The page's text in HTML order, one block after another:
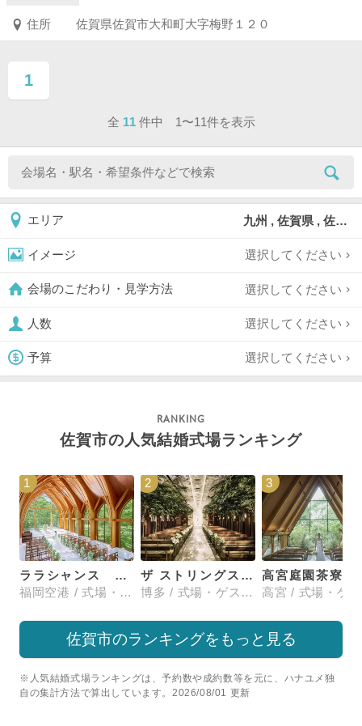
住所 佐賀県佐賀市大和町大字梅野１２０
1
ページ目
全 11 件中 1〜11件を表示
エリア 九州 , 佐賀県 , 佐賀市
イメージ 選択してください
会場のこだわり・見学方法 選択してください
人数 選択してください
予算 選択してください
佐賀市の人気結婚式場ランキング
1
ララシャンス 博多の森
福岡空港 / 式場・ゲストハウス
2
ザ ストリングス 博多
博多 / 式場・ゲストハウス
3
高宮庭園茶寮
佐賀市のランキングをもっと見る
※人気結婚式場ランキングは、予約数や成約数等を元に、ハナユメ独
自の集計方法で算出しています。2026/08/01 更新